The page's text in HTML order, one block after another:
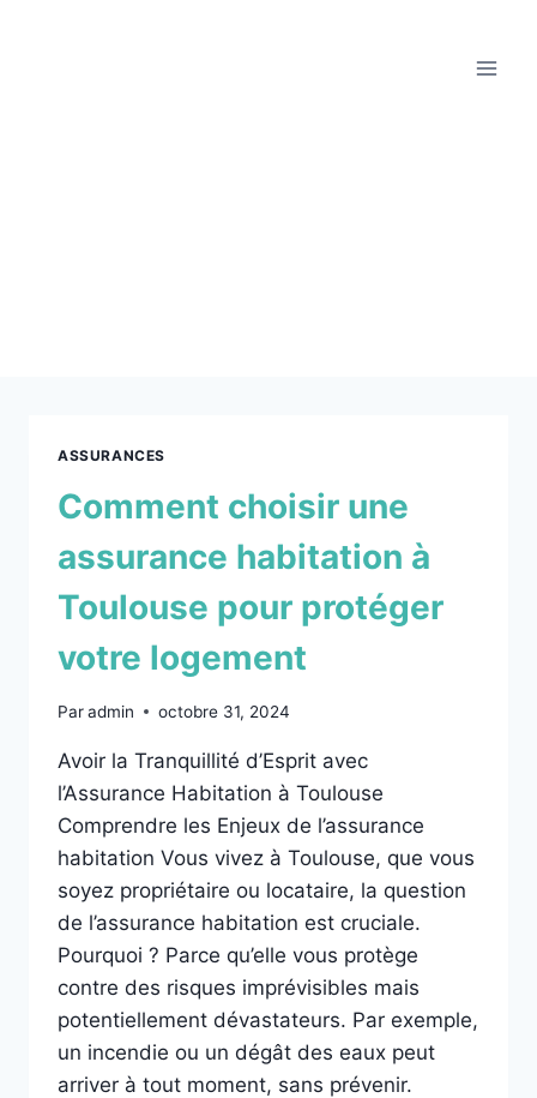
ASSURANCES
Comment choisir une
assurance habitation à
Toulouse pour protéger
votre logement
Paradmin octobre 31, 2024
Avoir la Tranquillité d’Esprit avec
l’Assurance Habitation à Toulouse
Comprendre les Enjeux de l’assurance
habitation Vous vivez à Toulouse, que vous
soyez propriétaire ou locataire, la question
de l’assurance habitation est cruciale.
Pourquoi ? Parce qu’elle vous protège
contre des risques imprévisibles mais
potentiellement dévastateurs. Par exemple,
un incendie ou un dégât des eaux peut
arriver à tout moment, sans prévenir.